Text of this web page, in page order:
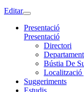
Editar
Presentació
Presentació
Directori
Bústia De
Localització
Suggeriments
Estudis